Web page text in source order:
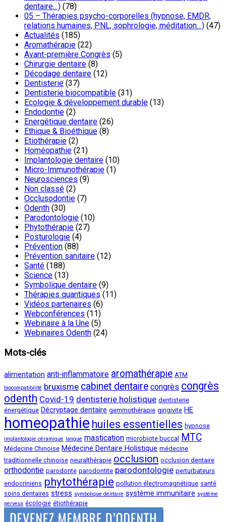
dentaire…) (78)
05 – Thérapies psycho-corporelles (hypnose, EMDR,
relations humaines, PNL, sophrologie, méditation…) (47)
Actualités (185)
Aromathérapie (22)
Avant-première Congrès (5)
Chirurgie dentaire (8)
Décodage dentaire (12)
Dentisterie (37)
Dentisterie biocompatible (31)
Ecologie & développement durable (13)
Endodontie (2)
Energétique dentaire (26)
Ethique & Bioéthique (8)
Etiothérapie (2)
Homéopathie (21)
Implantologie dentaire (10)
Micro-Immunothérapie (1)
Neurosciences (9)
Non classé (2)
Occlusodontie (7)
Odenth (30)
Parodontologie (10)
Phytothérapie (27)
Posturologie (4)
Prévention (88)
Prévention sanitaire (12)
Santé (188)
Science (13)
Symbolique dentaire (9)
Thérapies quantiques (11)
Vidéos partenaires (6)
Webconférences (11)
Webinaire à la Une (5)
Webinaires Odenth (24)
Mots-clés
alimentation anti-inflammatoire aromathérapie ATM
biocompatibilité bruxisme cabinet dentaire congrès congrès
odenth Covid-19 dentisterie holistique dentisterie
énergétique Décryptage dentaire gemmothérapie gingivite HE
homeopathie huiles essentielles hypnose
implantologie céramique langue mastication microbiote buccal MTC
Médecine Chinoise Médecine Dentaire Holistique médecine
traditionnelle chinoise neuralthérapie occlusion occlusion dentaire
orthodontie parodonte parodontite parodontologie perturbateurs
endocriniens phytothérapie pollution électromagnétique santé
soins dentaires stress symbolique dentaire système immunitaire système
nerveux écologie étiothérapie